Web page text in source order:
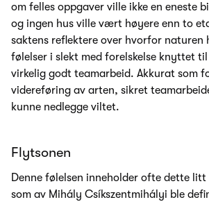
om felles oppgaver ville ikke en eneste
og ingen hus ville vært høyere enn to
saktens reflektere over hvorfor naturen
følelser i slekt med forelskelse knyttet
virkelig godt teamarbeid. Akkurat som
videreføring av arten, sikret
kunne nedlegge viltet.
Flytsonen
Denne følelsen inneholder ofte dette litt
som av Mihály Csíkszentmihályi ble